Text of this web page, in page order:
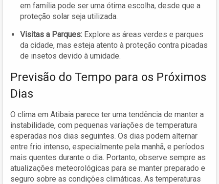
em família pode ser uma ótima escolha, desde que a
proteção solar seja utilizada.
Visitas a Parques: Explore as áreas verdes e parques
da cidade, mas esteja atento à proteção contra picadas
de insetos devido à umidade.
Previsão do Tempo para os Próximos
Dias
O clima em Atibaia parece ter uma tendência de manter a
instabilidade, com pequenas variações de temperatura
esperadas nos dias seguintes. Os dias podem alternar
entre frio intenso, especialmente pela manhã, e períodos
mais quentes durante o dia. Portanto, observe sempre as
atualizações meteorológicas para se manter preparado e
seguro sobre as condições climáticas. As temperaturas